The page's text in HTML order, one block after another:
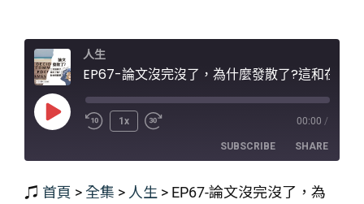
人生
Play
1x 00:00 /
SUBSCRIBE SHARE
SHARE
♫ 首頁 > 全集 > 人生 > EP67-論文沒完沒了，為